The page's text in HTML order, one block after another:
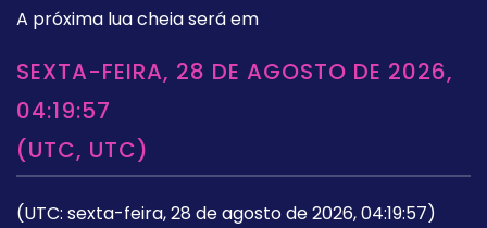
A próxima lua cheia será em
SEXTA-FEIRA, 28 DE AGOSTO DE 2026,
04:19:57
(UTC, UTC)
(UTC: sexta-feira, 28 de agosto de 2026, 04:19:57)